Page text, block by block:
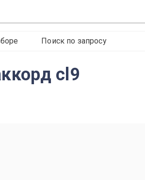
Поиск по запросу
cl9